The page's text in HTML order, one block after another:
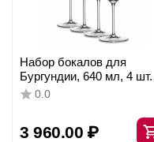
Набор бокалов для
Бургундии, 640 мл, 4
прозрачные,
серия Style, Spiegelau
0.0
3 960.00 ₽